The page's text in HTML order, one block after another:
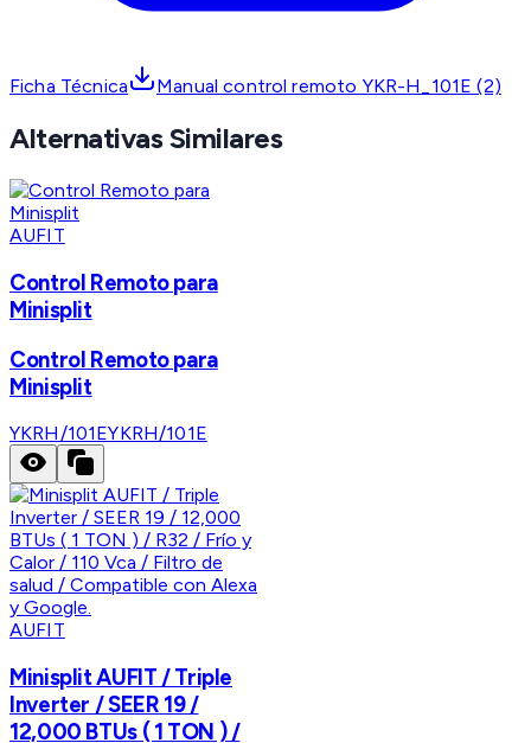
Ficha Técnica Manual control remoto YKR-H_101E (2)
Alternativas Similares
AUFIT
Control Remoto para
Minisplit
Control Remoto para
Minisplit
YKRH/101EYKRH/101E
AUFIT
Minisplit AUFIT / Triple
Inverter / SEER 19 /
12,000 BTUs ( 1 TON ) /